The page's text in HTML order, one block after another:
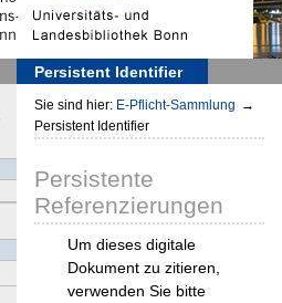
Persistent Identifier
Sie sind hier: E-Pflicht-Sammlung →
Persistent Identifier
Persistente
Referenzierungen
Um dieses digitale
Dokument zu zitieren,
verwenden Sie bitte